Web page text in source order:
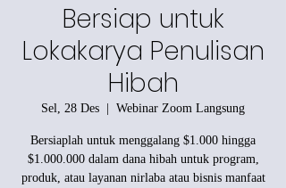
Bersiap untuk
Lokakarya Penulisan
Hibah
Sel, 28 Des
  |
Webinar Zoom Langsung
Bersiaplah untuk menggalang $1.000 hingga
$1.000.000 dalam dana hibah untuk program,
produk, atau layanan nirlaba atau bisnis manfaat